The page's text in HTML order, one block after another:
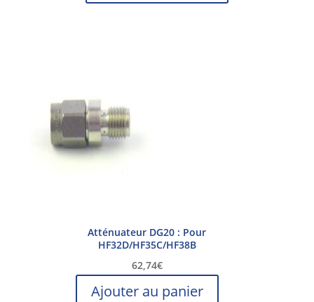
Atténuateur DG20 : Pour
HF32D/HF35C/HF38B
62,74€
Ajouter au panier